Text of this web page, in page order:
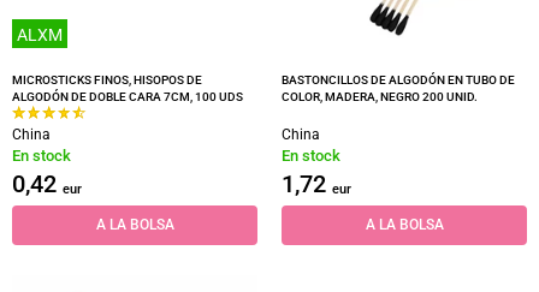
ALXM
MICROSTICKS FINOS, HISOPOS DE
ALGODÓN DE DOBLE CARA 7CM, 100 UDS
China
En stock
0,42 eur
A LA BOLSA
BASTONCILLOS DE ALGODÓN EN TUBO DE
COLOR, MADERA, NEGRO 200 UNID.
China
En stock
1,72 eur
A LA BOLSA